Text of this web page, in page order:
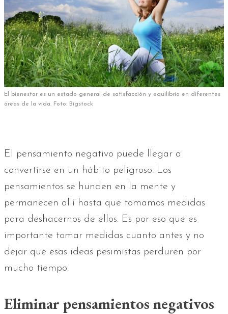
El bienestar es un estado general de satisfacción y equilibrio en diferentes
áreas de la vida. Foto: Bigstock
El pensamiento negativo puede llegar a
convertirse en un hábito peligroso. Los
pensamientos se hunden en la mente y
permanecen allí hasta que tomamos medidas
para deshacernos de ellos. Es por eso que es
importante tomar medidas cuanto antes y no
dejar que esas ideas pesimistas perduren por
mucho tiempo.
Eliminar pensamientos negativos